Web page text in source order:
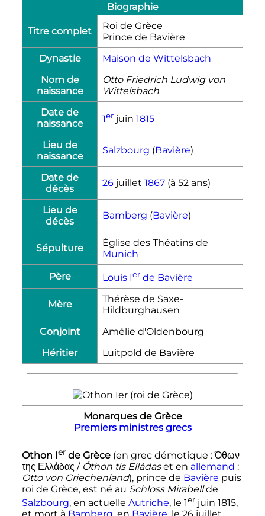
Biographie
Titre complet
Roi de Grèce
Prince de Bavière
Dynastie
Maison de Wittelsbach
Nom de
naissance
Otto Friedrich Ludwig von
Wittelsbach
Date de
naissance
1er juin 1815
Lieu de
naissance
Salzbourg (Bavière)
Date de
décès
26 juillet 1867 (à 52 ans)
Lieu de
décès
Bamberg (Bavière)
Sépulture
Église des Théatins de
Munich
Père
Louis Ier de Bavière
Mère
Thérèse de Saxe-
Hildburghausen
Conjoint
Amélie d'Oldenbourg
Héritier
Luitpold de Bavière
Monarques de Grèce
Premiers ministres grecs
Othon Ierde Grèce(en grec démotique :Όθων
της Ελλάδας / Óthon tis Elládaset en allemand :
Otto von Griechenland), prince de Bavière puis
roi de Grèce, est né au Schloss Mirabellde
Salzbourg, en actuelle Autriche, le 1er juin 1815,